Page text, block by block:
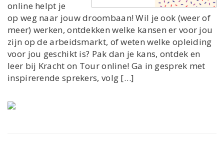
online helpt je
op weg naar jouw droombaan! Wil je ook (weer of
meer) werken, ontdekken welke kansen er voor jou
zijn op de arbeidsmarkt, of weten welke opleiding
voor jou geschikt is? Pak dan je kans, ontdek en
leer bij Kracht on Tour online! Ga in gesprek met
inspirerende sprekers, volg […]